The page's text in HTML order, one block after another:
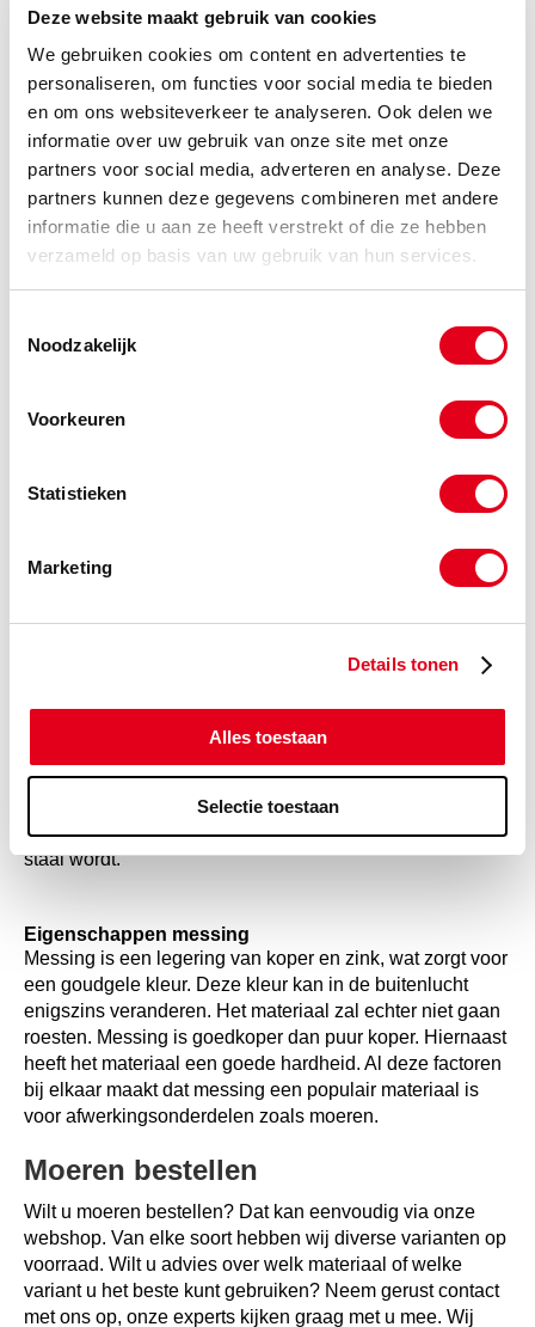
Deze website maakt gebruik van cookies
We gebruiken cookies om content en advertenties te
personaliseren, om functies voor social media te bieden
en om ons websiteverkeer te analyseren. Ook delen we
informatie over uw gebruik van onze site met onze
partners voor social media, adverteren en analyse. Deze
partners kunnen deze gegevens combineren met andere
informatie die u aan ze heeft verstrekt of die ze hebben
verzameld op basis van uw gebruik van hun services.
Noodzakelijk
Voorkeuren
Statistieken
Marketing
Details tonen
Alles toestaan
Selectie toestaan
Moeren worden gebruikt in combinatie met bouten. Bent u
groot aanbod aan onder anderestalen bouten,RVS
bouteneninbusbouten.
Verschillende materialen
In onze webshop vindt u moeren van staal
messing
. Deze materialen hebben elk hun eigen kleur,
wat zorgt voor verschillende uitstralingen. Ook is de
samenstelling van de materialen verschillend. Hierdoor is
het ene materiaal meer corrosiebestendig dan het andere
verschillende materialen.
Eigenschappen van RVS
verhoudingen tussen deze materialen kan wel eens
vindt u A2 RVS moeren en A4 RVS
moeren. Het verschil is dat A2 moeren net iets minder
Hierdoor ligt de prijs ook lager. De moeren zijn echter nog
steeds sterk genoeg voor de meeste toepassingen.
Eigenschappen van staal
koolstofgehalte. Ook hier zijn er verschillende
verhoudingen wat zorgt voor verschillende soorten staal.
Hoe hoger het koolstofgehalte is, hoe meer breekbaar het
staal wordt.
Eigenschappen messing
Messing is een legering van koper en zink, wat zorgt voor
een goudgele kleur. Deze kleur kan in de buitenlucht
enigszins veranderen. Het materiaal zal echter niet gaan
roesten. Messing is goedkoper dan puur koper. Hiernaast
heeft het materiaal een goede hardheid. Al deze factoren
bij elkaar maakt dat messing een populair materiaal is
voor afwerkingsonderdelen zoals moeren.
Moeren bestellen
Wilt u moeren bestellen? Dat kan eenvoudig via onze
webshop. Van elke soort hebben wij diverse varianten op
voorraad. Wilt u advies over welk materiaal of welke
variant u het beste kunt gebruiken? Neem gerust contact
met ons op, onze experts kijken graag met u mee. Wij